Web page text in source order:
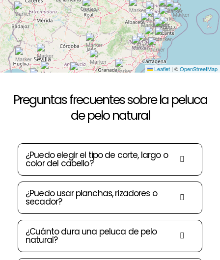
Leaflet | ©OpenStreetMap
Preguntas frecuentes sobre la peluca
de pelo natural
¿Puedo elegir el tipo de corte, largo o
color del cabello?
¿Puedo usar planchas, rizadores o
secador?
¿Cuánto dura una peluca de pelo
natural?